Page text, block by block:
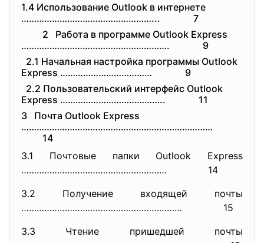
1.4 Использование Outlook в интернете
……………………………………………...
7
2 Работа в программе Outlook Express
………………………………………………….
9
2.1 Начальная настройка программы Outlook
Express ……………………………… 9
2.2 Пользовательский интерфейс Outlook
Express ………………………………….. 11
3 Почта Outlook Express
…………………………………………………………………
14
3.1 Почтовые папки Outlook Express
…………………………………………………
14
3.2 Получение входящей почты
………………………………………………………
15
3.3 Чтение пришедшей почты